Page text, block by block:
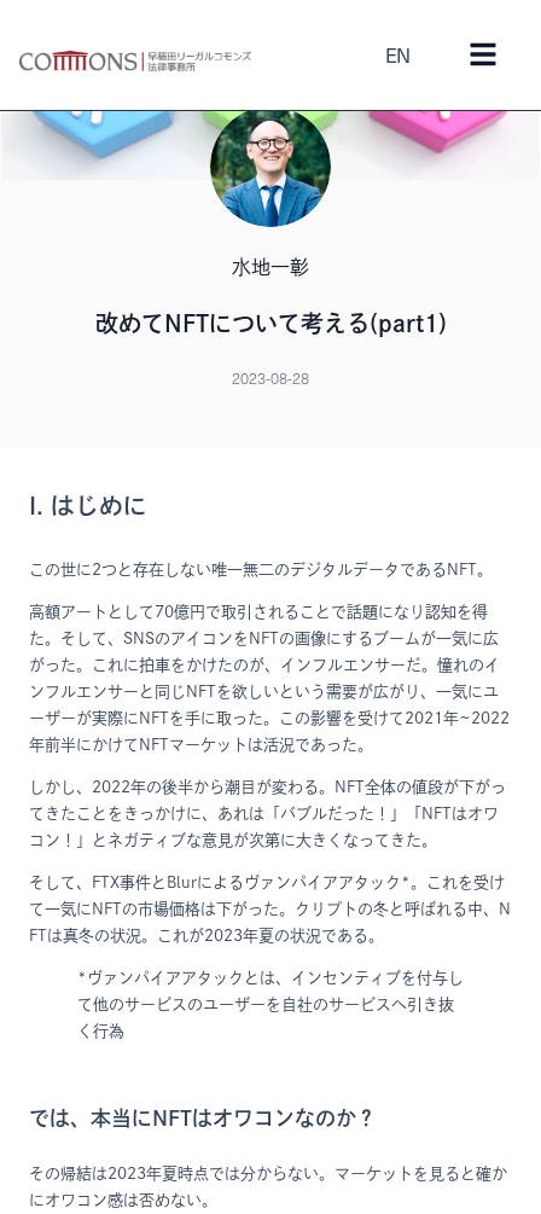
EN
水地一彰
改めてNFTについて考える(part1)
2023-08-28
I. はじめに
この世に2つと存在しない唯一無二のデジタルデータであるNFT。
高額アートとして70億円で取引されることで話題になり認知を得
た。そして、SNSのアイコンをNFTの画像にするブームが一気に広
がった。これに拍車をかけたのが、インフルエンサーだ。憧れのイ
ンフルエンサーと同じNFTを欲しいという需要が広がり、一気にユ
ーザーが実際にNFTを手に取った。この影響を受けて2021年~2022
年前半にかけてNFTマーケットは活況であった。
しかし、2022年の後半から潮目が変わる。NFT全体の値段が下がっ
てきたことをきっかけに、あれは「バブルだった！」「NFTはオワ
コン！」とネガティブな意見が次第に大きくなってきた。
そして、FTX事件とBlurによるヴァンパイアアタック*。これを受け
て一気にNFTの市場価格は下がった。クリプトの冬と呼ばれる中、N
FTは真冬の状況。これが2023年夏の状況である。
*ヴァンパイアアタックとは、インセンティブを付与し
て他のサービスのユーザーを自社のサービスへ引き抜
く行為
では、本当にNFTはオワコンなのか？
その帰結は2023年夏時点では分からない。マーケットを見ると確か
にオワコン感は否めない。